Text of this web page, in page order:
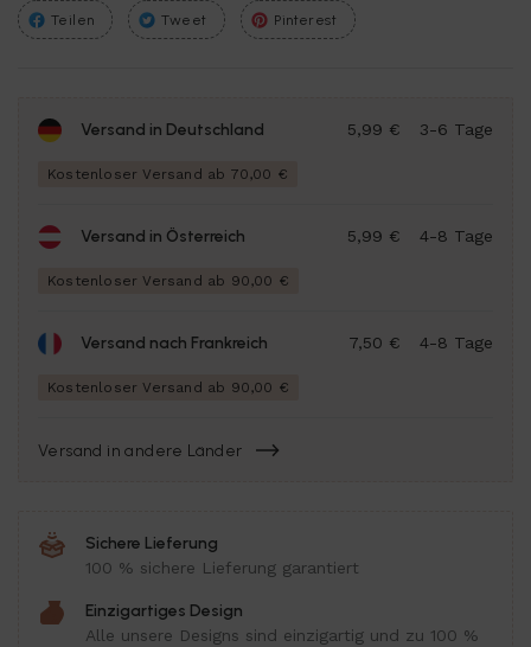
Teilen Tweet Pinterest
Versand in Deutschland 3-6 Tage
5,99 €
Kostenloser Versand ab 70,00 €
Versand in Österreich 4-8 Tage
5,99 €
Kostenloser Versand ab 90,00 €
Versand nach Frankreich 4-8 Tage
7,50 €
Kostenloser Versand ab 90,00 €
Versand in andere Länder
Sichere Lieferung
100 % sichere Lieferung garantiert
Einzigartiges Design
Alle unsere Designs sind einzigartig und zu 100 %